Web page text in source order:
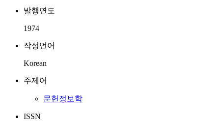
발행연도
1974
작성언어
Korean
주제어
문헌정보학
ISSN